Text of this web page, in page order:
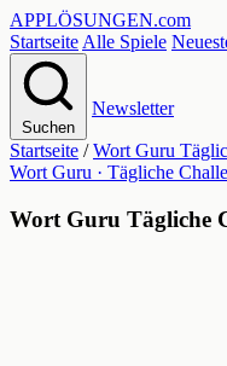
APPLÖSUNGEN.com
Startseite Alle Spiele
Suchen
Newsletter
Startseite / Wort Guru
Wort Guru · Tägliche
Wort Guru Tägliche